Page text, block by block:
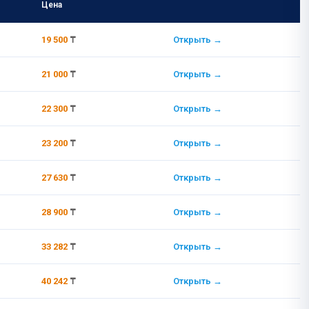
Цена
19 500 ₸ Открыть →
21 000 ₸ Открыть →
22 300 ₸ Открыть →
23 200 ₸ Открыть →
27 630 ₸ Открыть →
28 900 ₸ Открыть →
33 282 ₸ Открыть →
40 242 ₸ Открыть →